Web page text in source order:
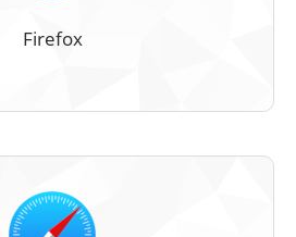
Firefox